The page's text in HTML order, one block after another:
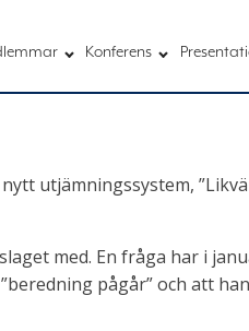
Konferens
utjämningssystem,
med. En fråga har i
pågår” och att